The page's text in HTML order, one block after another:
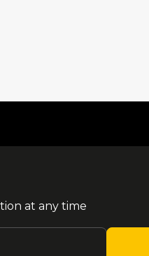
at any time